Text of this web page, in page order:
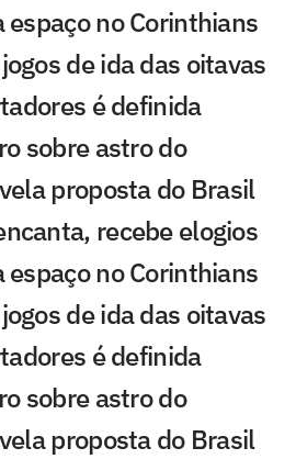
espaço no Corinthians
de ida das oitavas
é definida
sobre astro do
proposta do Brasil
recebe elogios
espaço no Corinthians
de ida das oitavas
é definida
sobre astro do
proposta do Brasil